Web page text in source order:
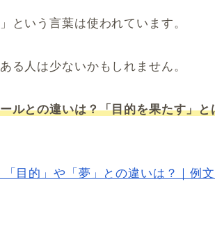
という言葉は使われています。
る人は少ないかもしれません。
ルとの違いは？「目的を果たす」と
目的」や「夢」との違いは？｜例文